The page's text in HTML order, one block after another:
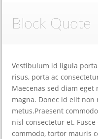
Block Quote
Vestibulum id ligula
risus, porta ac
Maecenas sed diam
magna. Donec id elit
metus.Praesent
nisl consectetur et.
commodo, tortor mauris